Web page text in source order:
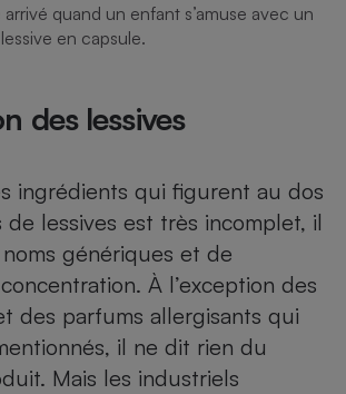
quand un enfant s’amuse avec un
en capsule.
des lessives
ingrédients qui figurent au dos
de lessives est très incomplet, il
génériques et de
À l’exception des
des parfums allergisants qui
il ne dit rien du
Mais les industriels